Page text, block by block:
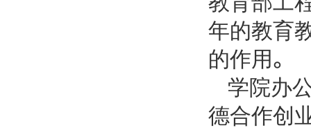
年的教育
的作用。
学院办
德合作创